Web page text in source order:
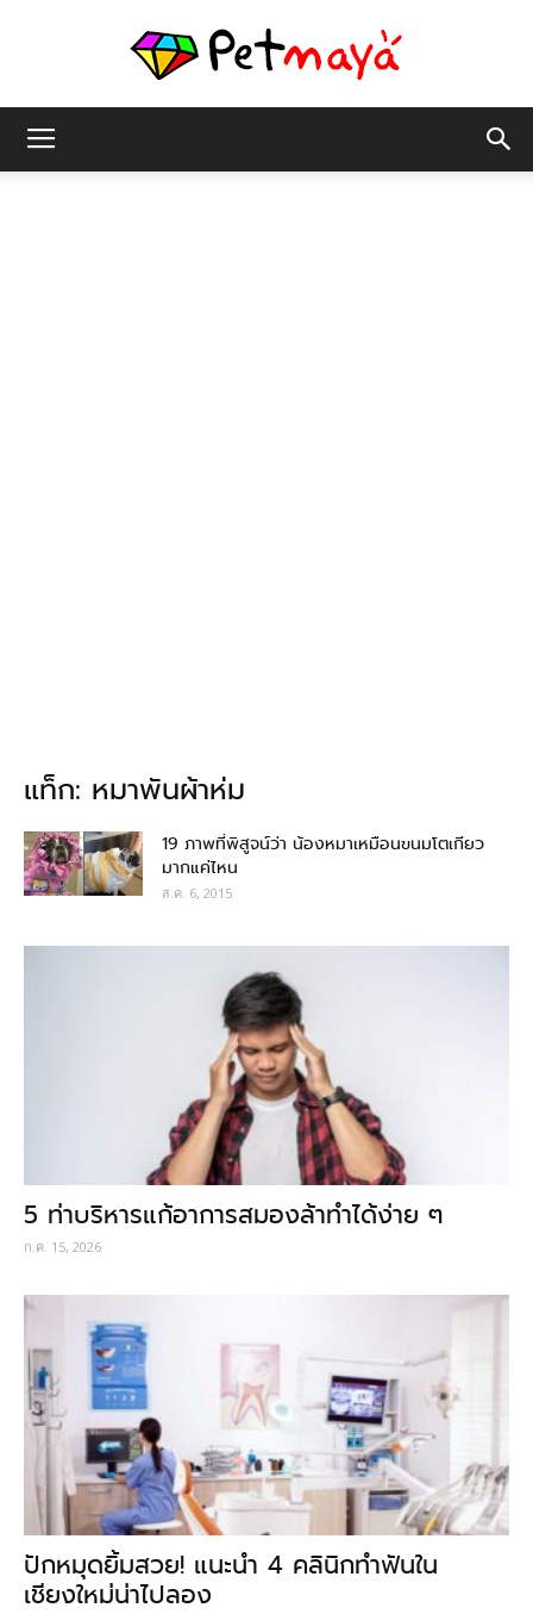
แท็ก: หมาพันผ้าห่ม
19 ภาพที่พิสูจน์ว่า น้องหมาเหมือนขนมโตเกียว
มากแค่ไหน
ส.ค. 6, 2015
5 ท่าบริหารแก้อาการสมองล้าทำได้ง่าย ๆ
ก.ค. 15, 2026
ปักหมุดยิ้มสวย! แนะนำ 4 คลินิกทำฟันใน
เชียงใหม่น่าไปลอง